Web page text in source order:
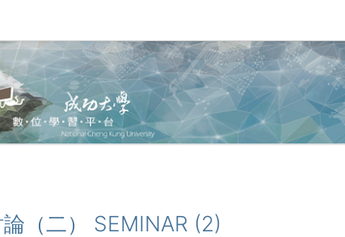
（二） SEMINAR (2)